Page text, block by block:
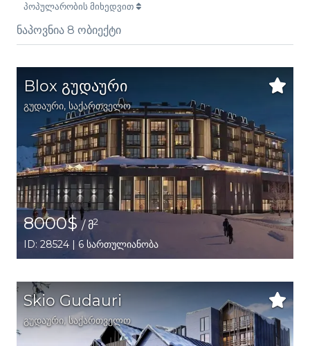
პოპულარობის მიხედვით
ნაპოვნია 8 ობიექტი
Blox გუდაური
გუდაური, საქართველო
8000$/ მ2
ID: 28524 | 6 სართულიანობა
Skio Gudauri
გუდაური, საქართველო